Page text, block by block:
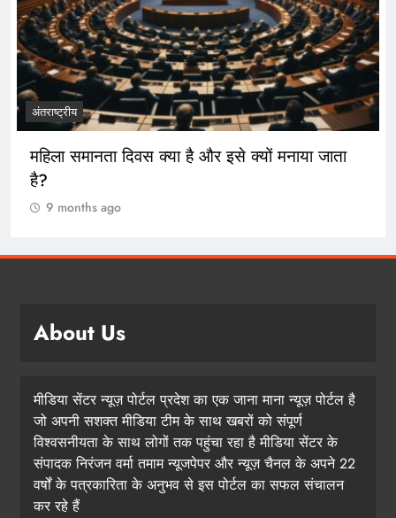
अंतराष्ट्रीय
महिला समानता दिवस क्या है और इसे क्यों मनाया जाता
है?
9 months ago
About Us
मीडिया सेंटर न्यूज़ पोर्टल प्रदेश का एक जाना माना न्यूज़ पोर्टल है
जो अपनी सशक्त मीडिया टीम के साथ खबरों को संपूर्ण
विश्वसनीयता के साथ लोगों तक पहुंचा रहा है मीडिया सेंटर के
संपादक निरंजन वर्मा तमाम न्यूजपेपर और न्यूज़ चैनल के अपने 22
वर्षों के पत्रकारिता के अनुभव से इस पोर्टल का सफल संचालन
कर रहे हैं